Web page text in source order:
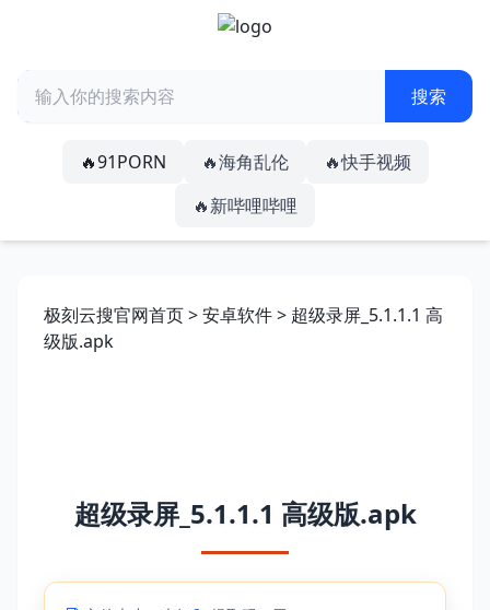
🔥91PORN 🔥海角乱伦
🔥快手视频
🔥新哔哩哔哩
极刻云搜官网首页>安卓软件> 超级录屏_5.1.1.1 高
级版.apk
超级录屏_5.1.1.1 高级版.apk